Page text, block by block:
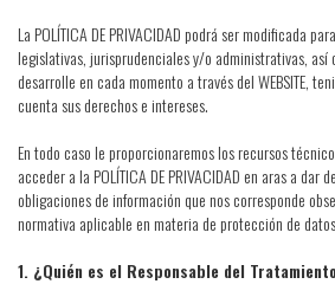
La POLÍTICA DE PRIVACIDAD podrá ser modificada
legislativas, jurisprudenciales y/o administrativas, así
desarrolle en cada momento a través del WEBSITE,
cuenta sus derechos e intereses.
En todo caso le proporcionaremos los recursos
acceder a la POLÍTICA DE PRIVACIDAD en aras a dar
obligaciones de información que nos corresponde
normativa aplicable en materia de protección de
1. ¿Quién es el Responsable del